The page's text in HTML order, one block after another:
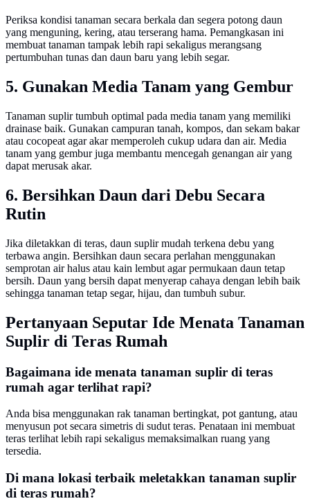
Periksa kondisi tanaman secara berkala dan segera potong daun
yang menguning, kering, atau terserang hama. Pemangkasan ini
membuat tanaman tampak lebih rapi sekaligus merangsang
pertumbuhan tunas dan daun baru yang lebih segar.
5. Gunakan Media Tanam yang Gembur
Tanaman suplir tumbuh optimal pada media tanam yang memiliki
drainase baik. Gunakan campuran tanah, kompos, dan sekam bakar
atau cocopeat agar akar memperoleh cukup udara dan air. Media
tanam yang gembur juga membantu mencegah genangan air yang
dapat merusak akar.
6. Bersihkan Daun dari Debu Secara
Rutin
Jika diletakkan di teras, daun suplir mudah terkena debu yang
terbawa angin. Bersihkan daun secara perlahan menggunakan
semprotan air halus atau kain lembut agar permukaan daun tetap
bersih. Daun yang bersih dapat menyerap cahaya dengan lebih baik
sehingga tanaman tetap segar, hijau, dan tumbuh subur.
Pertanyaan Seputar Ide Menata Tanaman
Suplir di Teras Rumah
Bagaimana ide menata tanaman suplir di teras
rumah agar terlihat rapi?
Anda bisa menggunakan rak tanaman bertingkat, pot gantung, atau
menyusun pot secara simetris di sudut teras. Penataan ini membuat
teras terlihat lebih rapi sekaligus memaksimalkan ruang yang
tersedia.
Di mana lokasi terbaik meletakkan tanaman suplir
di teras rumah?